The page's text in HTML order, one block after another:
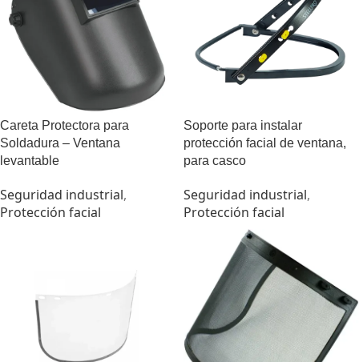
Careta Protectora para
Soldadura – Ventana
levantable
Seguridad industrial,
Protección facial
Soporte para instalar
protección facial de ventana,
para casco
Seguridad industrial,
Protección facial